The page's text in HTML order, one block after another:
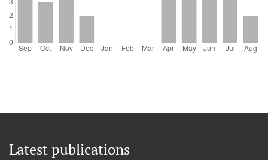
Latest publications